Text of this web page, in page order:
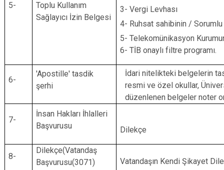
5-
Toplu Kullanım
Sağlayıcı İzin Belgesi
3- Vergi Levhası
4- Ruhsat sahibinin /
5- Telekomünikasyon
6- TİB onaylı filtre programı.
6-
'Apostille' tasdik
şerhi
İdari nitelikteki belgelerin
resmi ve özel okullar,
düzenlenen belgeler noter
7-
İnsan Hakları İhlalleri
Başvurusu
Dilekçe
8-
Dilekçe(Vatandaş
Başvurusu(3071)
Vatandaşın Kendi Şikayet